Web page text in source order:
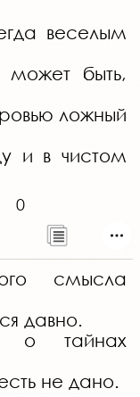
веселым
быть,
ложный
и в чистом
0
смысла
давно.
о тайнах
не дано.